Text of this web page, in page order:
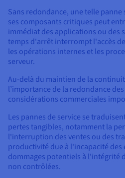
Sans redondance, une telle
ses composants critiques peut
immédiat des applications ou des
temps d'arrêt interrompt l'accès
les opérations internes et les
serveur.
Au-delà du maintien de la
l’importance de la redondance
considérations commerciales
Les pannes de service se
pertes tangibles, notamment la
l'interruption des ventes ou des
productivité due à l'incapacité des
dommages potentiels à l'intégrité
non contrôlées.